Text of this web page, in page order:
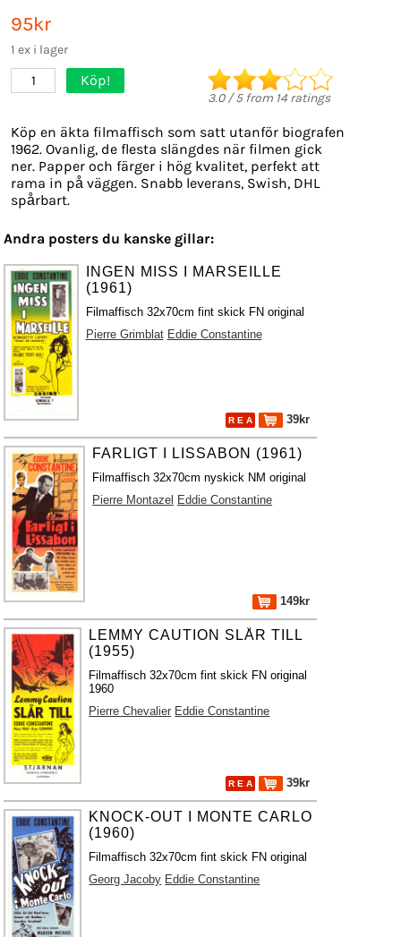
95kr
1 ex i lager
1 Köp!
3.0/5from 14 ratings
Köp en äkta filmaffisch som satt utanför biografen
1962. Ovanlig, de flesta slängdes när filmen gick
ner. Papper och färger i hög kvalitet, perfekt att
rama in på väggen. Snabb leverans, Swish, DHL
spårbart.
Andra posters du kanske gillar:
INGEN MISS I MARSEILLE
(1961)
Filmaffisch 32x70cm fint skick FN original
Pierre Grimblat Eddie Constantine
R E A 39kr
FARLIGT I LISSABON (1961)
Filmaffisch 32x70cm nyskick NM original
Pierre Montazel Eddie Constantine
149kr
LEMMY CAUTION SLÅR TILL
(1955)
Filmaffisch 32x70cm fint skick FN original
1960
Pierre Chevalier Eddie Constantine
R E A 39kr
KNOCK-OUT I MONTE CARLO
(1960)
Filmaffisch 32x70cm fint skick FN original
Georg Jacoby Eddie Constantine